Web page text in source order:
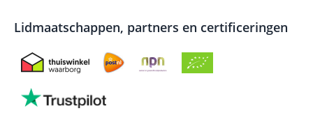
Lidmaatschappen, partners en certificeringen